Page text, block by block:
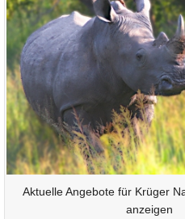
Aktuelle Angebote für Krüger
anzeigen